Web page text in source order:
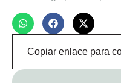
Copiar enlace para